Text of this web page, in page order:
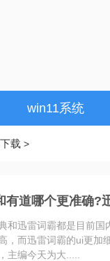
win11系统
载 >
有道哪个更准确?
和迅雷词霸都是目前
，而迅雷词霸的ui更加
主编今天为大.....